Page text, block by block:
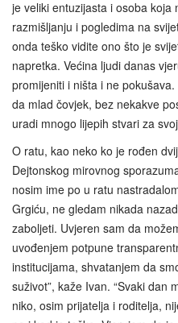
je veliki entuzijasta i osoba koja
razmišljanju i pogledima na
onda teško vidite ono što je
napretka. Većina ljudi danas
promijeniti i ništa i ne
da mlad čovjek, bez nekakve
uradi mnogo lijepih stvari za
O ratu, kao neko ko je rođen
Dejtonskog mirovnog
nosim ime po u ratu
Grgiću, ne gledam nikada
zaboljeti. Uvjeren sam da
uvođenjem potpune
institucijama, shvatanjem da
suživot”, kaže Ivan. “Svaki dan
niko, osim prijatelja i roditelja,